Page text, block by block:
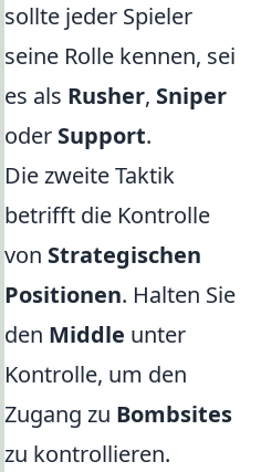
sollte jeder Spieler
seine Rolle kennen, sei
es als Rusher, Sniper
oder Support.
Die zweite Taktik
betrifft die Kontrolle
von Strategischen
Positionen. Halten Sie
den Middle unter
Kontrolle, um den
Zugang zu Bombsites
zu kontrollieren.